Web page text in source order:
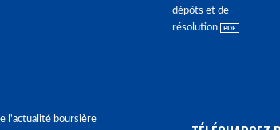
dépôts et de
résolution
l'actualité boursière